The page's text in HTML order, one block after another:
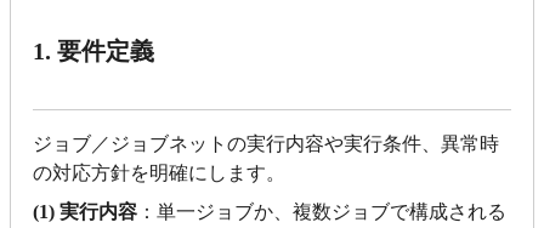
1. 要件定義
ジョブ／ジョブネットの実行内容や実行条件、異常時
の対応方針を明確にします。
(1) 実行内容 ：単一ジョブか、複数ジョブで構成される